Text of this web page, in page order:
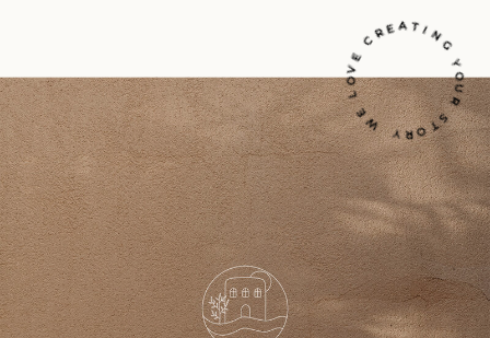
W
E
L
O
V
E
C
R
E
A
T
INGY
O
U
RS
T
O
RY